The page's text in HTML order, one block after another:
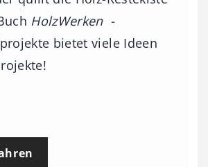
HolzWerken -
bietet viele Ideen